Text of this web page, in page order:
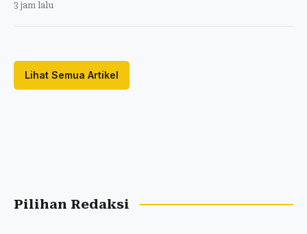
3 jam lalu
Lihat Semua Artikel
Pilihan Redaksi